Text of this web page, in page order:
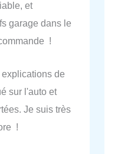
et
garage dans le
!
de
sur l'auto et
Je suis très
!